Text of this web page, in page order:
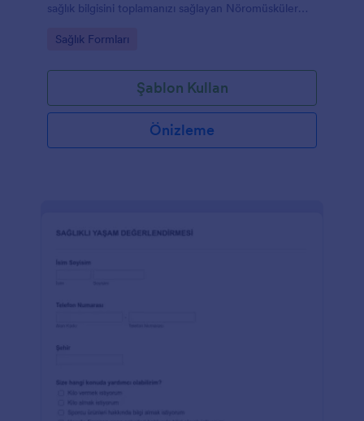
sağlık bilgisini toplamanızı sağlayan Nöromüsküler
Go to Category:
Sağlık Formları
Şablon Kullan
Önizleme